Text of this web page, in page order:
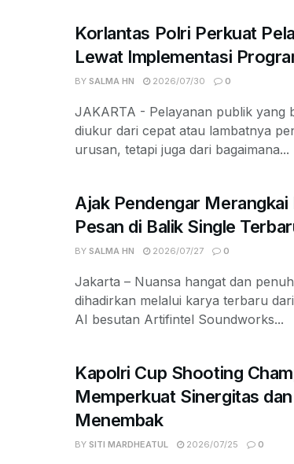
Korlantas Polri Perkuat
Lewat Implementasi
BY SALMA HN 2026/07/30 0
JAKARTA - Pelayanan publik yang
diukur dari cepat atau lambatnya
urusan, tetapi juga dari bagaimana...
Ajak Pendengar
Pesan di Balik Single
BY SALMA HN 2026/07/27 0
Jakarta – Nuansa hangat dan
dihadirkan melalui karya terbaru
AI besutan Artifintel Soundworks...
Kapolri Cup Shooting
Memperkuat Sinergitas
Menembak
BY SITI MARDHEATUL 2026/07/25 0